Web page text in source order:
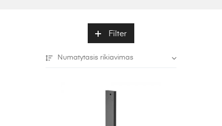
Filter
Numatytasis rikiavimas